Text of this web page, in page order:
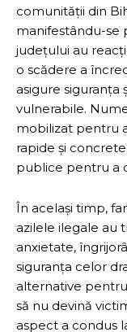
comunității din
manifestându-se
județului au
o scădere a
asigure siguranța
vulnerabile.
mobilizat pentru
rapide și
publice pentru a
În același timp,
azilele ilegale au
anxietate,
siguranța celor
alternative
să nu devină
aspect a condus